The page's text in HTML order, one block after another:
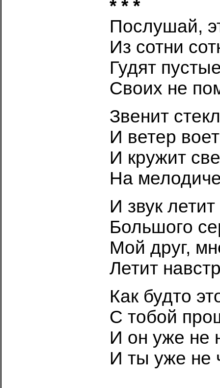
* * *
Послушай,
Из сотни
Гудят
Своих не
Звенит
И ветер
И кружит
На
И звук
Большого
Мой друг,
Летит
Как будто
С тобой
И он уже не
И ты уже не